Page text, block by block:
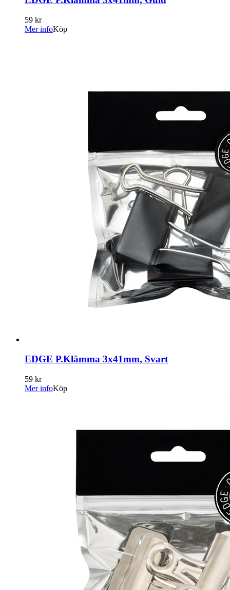
59 kr
Mer infoKöp
EDGE P.Klämma 3x41mm, Svart
59 kr
Mer infoKöp